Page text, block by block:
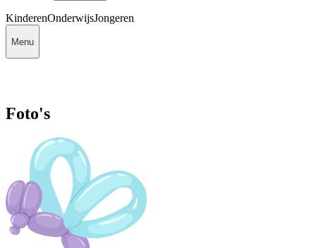
KinderenOnderwijsJongeren
Menu
Foto's